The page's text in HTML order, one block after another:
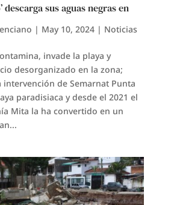
descarga sus aguas negras en
| May 10, 2024| Noticias
invade la playa y
desorganizado en la zona;
de Semarnat Punta
paradisiaca y desde el 2021 el
Mita la ha convertido en un